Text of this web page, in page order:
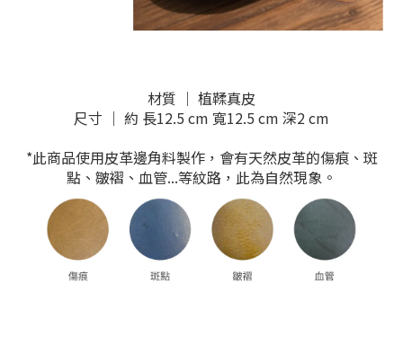
材質 ｜ 植鞣真皮
尺寸 ｜ 約 長12.5 cm 寬12.5 cm 深2 cm
*此商品使用皮革邊角料製作，會有天然皮革的傷痕、斑
點、皺褶、血管...等紋路，此為自然現象。